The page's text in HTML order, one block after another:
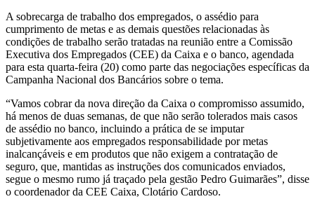
A sobrecarga de trabalho dos empregados, o assédio para
cumprimento de metas e as demais questões relacionadas às
condições de trabalho serão tratadas na reunião entre a Comissão
Executiva dos Empregados (CEE) da Caixa e o banco, agendada
para esta quarta-feira (20) como parte das negociações específicas da
Campanha Nacional dos Bancários sobre o tema.
“Vamos cobrar da nova direção da Caixa o compromisso assumido,
há menos de duas semanas, de que não serão tolerados mais casos
de assédio no banco, incluindo a prática de se imputar
subjetivamente aos empregados responsabilidade por metas
inalcançáveis e em produtos que não exigem a contratação de
seguro, que, mantidas as instruções dos comunicados enviados,
segue o mesmo rumo já traçado pela gestão Pedro Guimarães”, disse
o coordenador da CEE Caixa, Clotário Cardoso.